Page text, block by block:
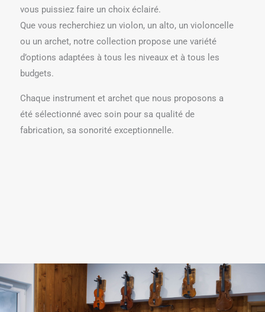
vous puissiez faire un choix éclairé.
Que vous recherchiez un violon, un alto, un violoncelle
ou un archet, notre collection propose une variété
d’options adaptées à tous les niveaux et à tous les
budgets.
Chaque instrument et archet que nous proposons a
été sélectionné avec soin pour sa qualité de
fabrication, sa sonorité exceptionnelle.